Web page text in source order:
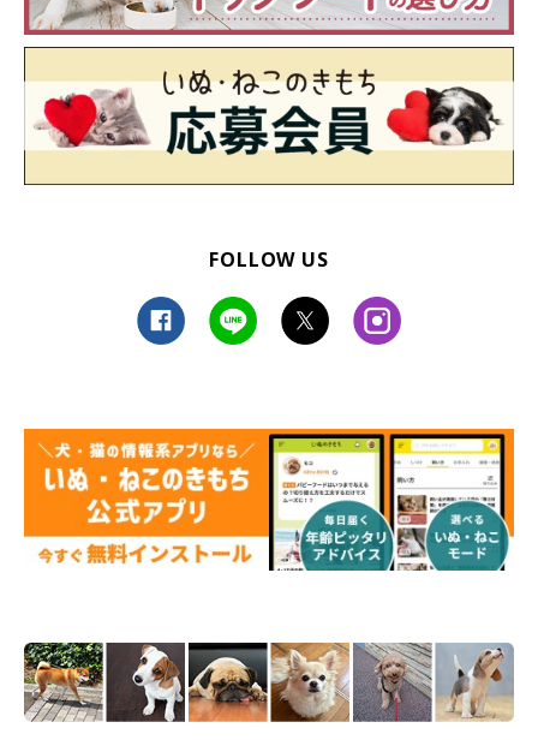
すとハイタッチしてくれたりするみぃるくんの姿に絆を感じてい
最後に、飼い主さんにとってみぃるくんはどのような存在かを聞
です。
どこへ行くのもみぃるが一緒にいけるところにお出かけしま
す。“末っコ”の様な存在です」
取材・文／COCO
※この記事は投稿者さまに取材し、了承の上制作したものです。
2025年11月時点の情報であり、現在と異なる場合があります。
FOLLOW US